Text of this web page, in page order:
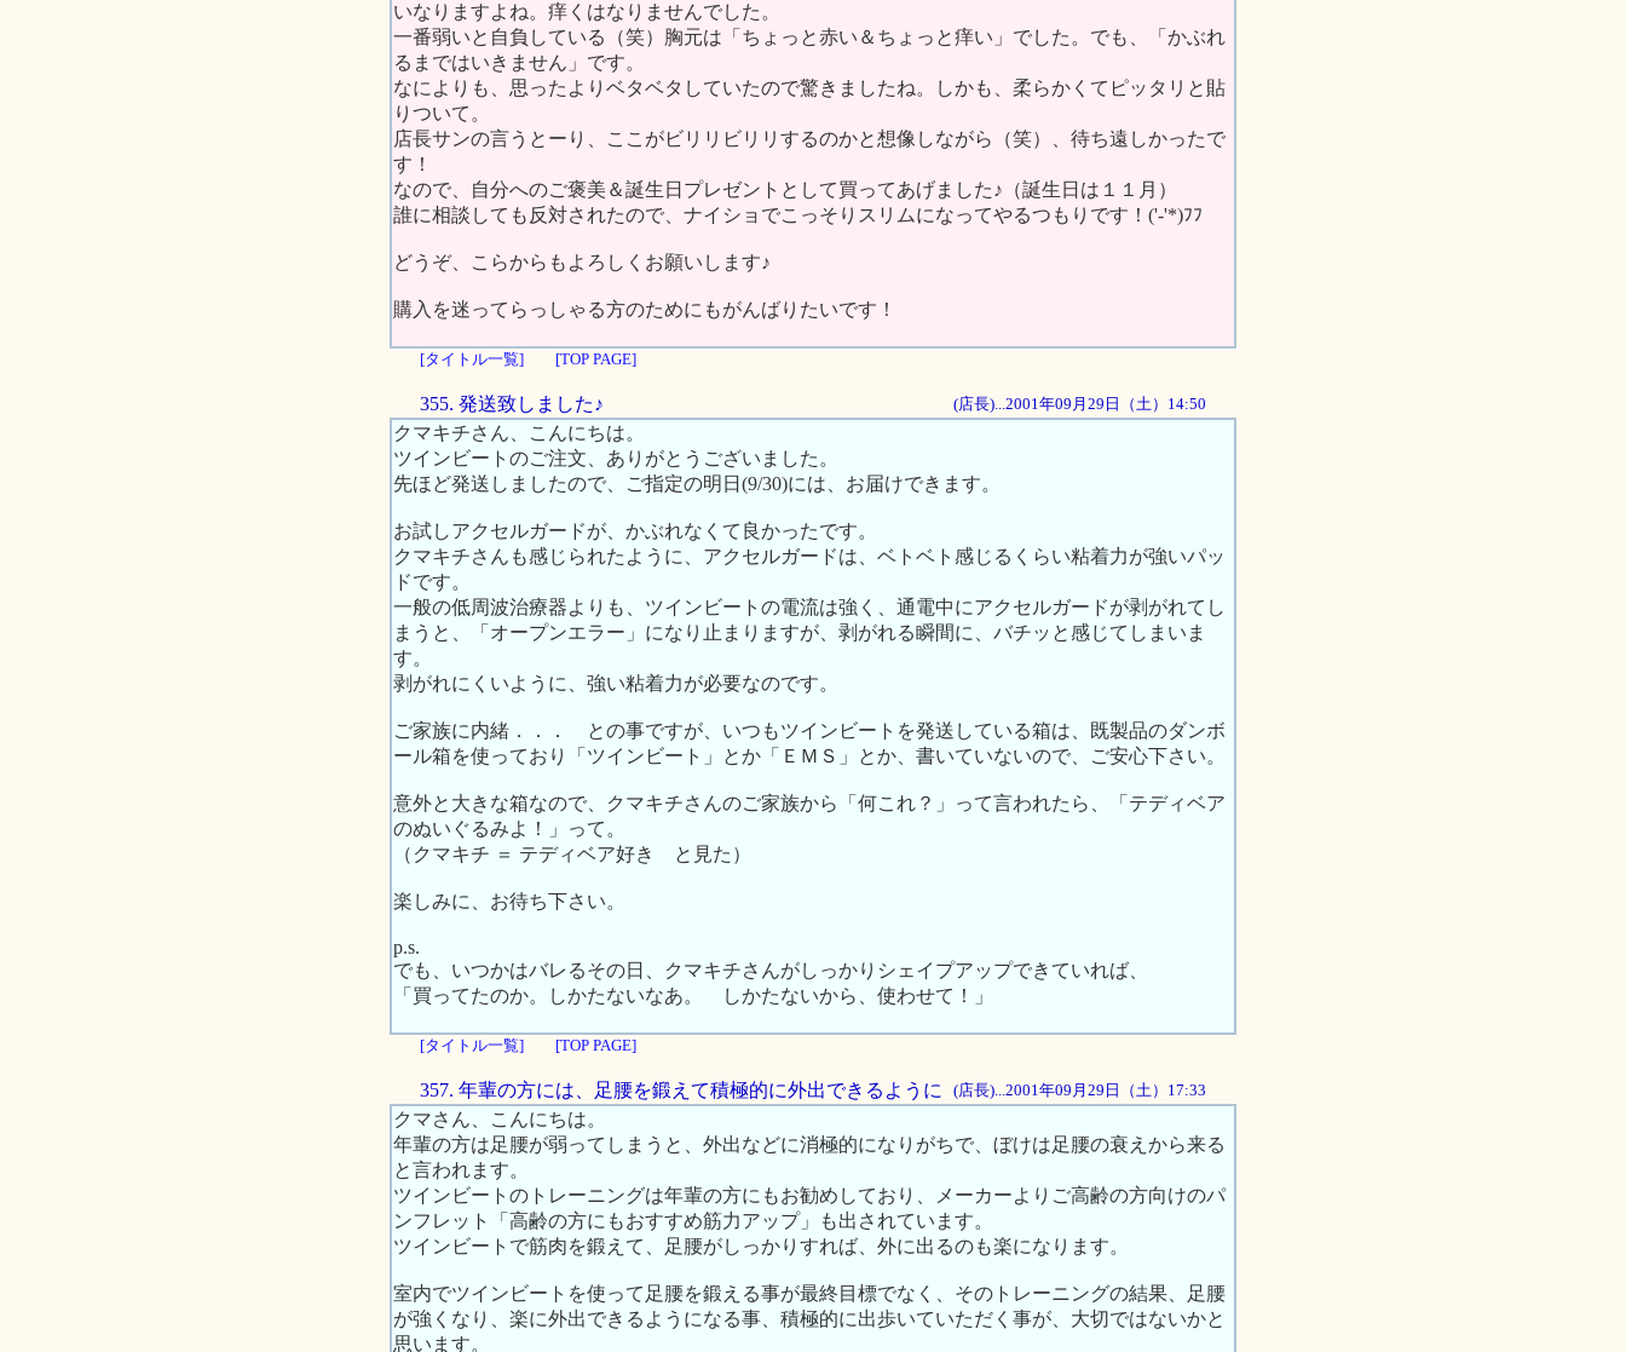
いなりますよね。痒くはなりませんでした。
一番弱いと自負している（笑）胸元は「ちょっと赤い＆ちょっと痒い」でした。でも、「かぶれ
るまではいきません」です。
なによりも、思ったよりベタベタしていたので驚きましたね。しかも、柔らかくてピッタリと貼
りついて。
店長サンの言うとーり、ここがビリリビリリするのかと想像しながら（笑）、待ち遠しかったで
す！
なので、自分へのご褒美＆誕生日プレゼントとして買ってあげました♪（誕生日は１１月）
誰に相談しても反対されたので、ナイショでこっそりスリムになってやるつもりです！('-'*)ﾌﾌ
どうぞ、こらからもよろしくお願いします♪
購入を迷ってらっしゃる方のためにもがんばりたいです！
[タイトル一覧] [TOP PAGE]
355. 発送致しました♪ (店長)...2001年09月29日（土）14:50
クマキチさん、こんにちは。
ツインビートのご注文、ありがとうございました。
先ほど発送しましたので、ご指定の明日(9/30)には、お届けできます。
お試しアクセルガードが、かぶれなくて良かったです。
クマキチさんも感じられたように、アクセルガードは、ベトベト感じるくらい粘着力が強いパッ
ドです。
一般の低周波治療器よりも、ツインビートの電流は強く、通電中にアクセルガードが剥がれてし
まうと、「オープンエラー」になり止まりますが、剥がれる瞬間に、バチッと感じてしまいま
す。
剥がれにくいように、強い粘着力が必要なのです。
ご家族に内緒．．． との事ですが、いつもツインビートを発送している箱は、既製品のダンボ
ール箱を使っており「ツインビート」とか「ＥＭＳ」とか、書いていないので、ご安心下さい。
意外と大きな箱なので、クマキチさんのご家族から「何これ？」って言われたら、「テディベア
のぬいぐるみよ！」って。
（クマキチ ＝ テディベア好き と見た）
楽しみに、お待ち下さい。
p.s.
でも、いつかはバレるその日、クマキチさんがしっかりシェイプアップできていれば、
「買ってたのか。しかたないなあ。 しかたないから、使わせて！」
[タイトル一覧] [TOP PAGE]
357. 年輩の方には、足腰を鍛えて積極的に外出できるように (店長)...2001年09月29日（土）17:33
クマさん、こんにちは。
年輩の方は足腰が弱ってしまうと、外出などに消極的になりがちで、ぼけは足腰の衰えから来る
と言われます。
ツインビートのトレーニングは年輩の方にもお勧めしており、メーカーよりご高齢の方向けのパ
ンフレット「高齢の方にもおすすめ筋力アップ」も出されています。
ツインビートで筋肉を鍛えて、足腰がしっかりすれば、外に出るのも楽になります。
室内でツインビートを使って足腰を鍛える事が最終目標でなく、そのトレーニングの結果、足腰
が強くなり、楽に外出できるようになる事、積極的に出歩いていただく事が、大切ではないかと
思います。